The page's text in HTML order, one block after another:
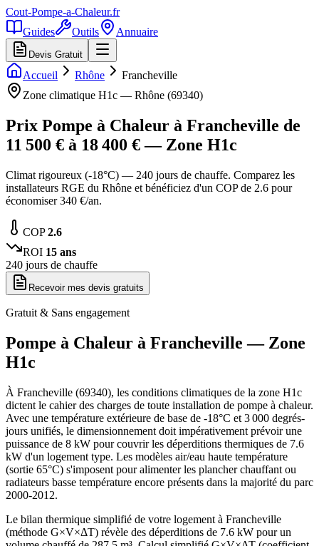
Cout-Pompe-a-Chaleur.fr
Guides
Outils Annuaire
Devis Gratuit
Accueil Rhône
Francheville
Zone climatique H1c — Rhône (69340)
Prix Pompe à Chaleur à Francheville de
11 500 € à 18 400 € — Zone H1c
Climat rigoureux (-18°C) — 240 jours de chauffe. Comparez les
installateurs RGE du Rhône et bénéficiez d'un COP de 2.6 pour
économiser 340 €/an.
COP2.6
ROI 15 ans
240 jours de chauffe
Recevoir mes devis gratuits
Gratuit & Sans engagement
Pompe à Chaleur à Francheville — Zone
H1c
À Francheville (69340), les conditions climatiques de la zone H1c
dictent le cahier des charges de toute installation de pompe à chaleur.
Avec une température extérieure de base de -18°C et 3 000 degrés-
jours unifiés, le dimensionnement doit impérativement prévoir une
puissance de 8 kW pour couvrir les déperditions thermiques de 7.6
kW d'un logement type. Les modèles air/eau haute température
(sortie 65°C) s'imposent pour alimenter les plancher chauffant ou
radiateurs basse température encore présents dans la majorité du parc
2000-2012.
Le bilan thermique simplifié de votre logement à Francheville
(méthode G×V×ΔT) révèle des déperditions de 7.6 kW pour un